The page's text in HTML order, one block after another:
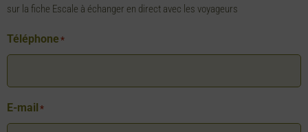
sur la fiche Escale à échanger en direct avec les voyageurs
Téléphone *
E-mail *